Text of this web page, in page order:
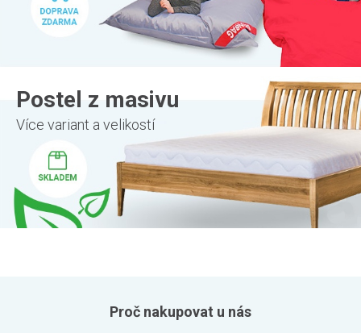
Postel z masivu
Více variant a velikostí
Proč nakupovat u nás